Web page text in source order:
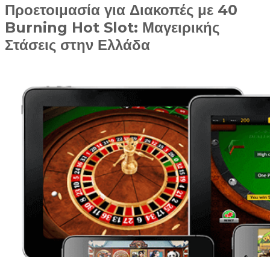
Προετοιμασία για Διακοπές με 40
Burning Hot Slot: Μαγειρικής
Στάσεις στην Ελλάδα